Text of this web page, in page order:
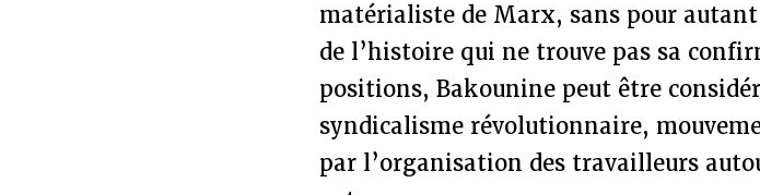
matérialiste de Marx, sans pour
de l’histoire qui ne trouve pas sa
positions, Bakounine peut être
syndicalisme révolutionnaire,
par l’organisation des travailleurs